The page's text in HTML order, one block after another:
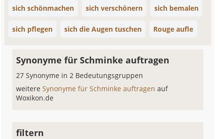
sich schönmachen sich verschönern sich bemalen
sich pflegen sich die Augen tuschen Rouge aufle
Synonyme für Schminke auftragen
27 Synonyme in 2 Bedeutungsgruppen
weitereSynonyme für Schminke auftragenauf
Woxikon.de
filtern